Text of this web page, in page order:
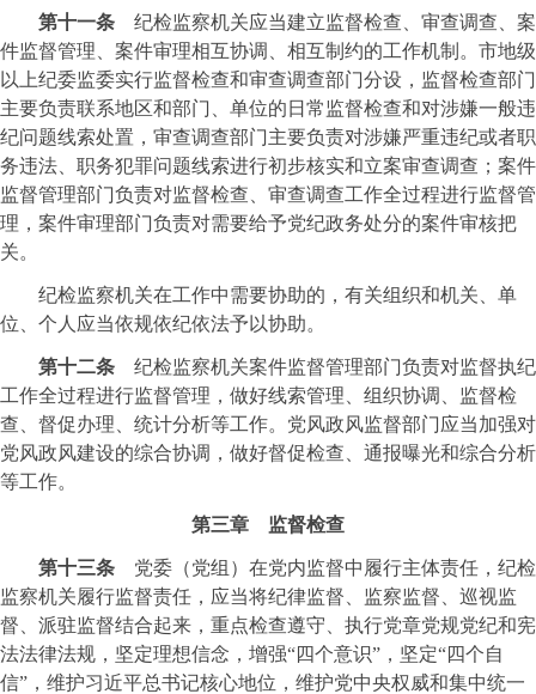
第十一条 纪检监察机关应当建立监督检查、审查调查、案
件监督管理、案件审理相互协调、相互制约的工作机制。市地级
以上纪委监委实行监督检查和审查调查部门分设，监督检查部门
主要负责联系地区和部门、单位的日常监督检查和对涉嫌一般违
纪问题线索处置，审查调查部门主要负责对涉嫌严重违纪或者职
务违法、职务犯罪问题线索进行初步核实和立案审查调查；案件
监督管理部门负责对监督检查、审查调查工作全过程进行监督管
理，案件审理部门负责对需要给予党纪政务处分的案件审核把
关。
纪检监察机关在工作中需要协助的，有关组织和机关、单
位、个人应当依规依纪依法予以协助。
第十二条 纪检监察机关案件监督管理部门负责对监督执纪
工作全过程进行监督管理，做好线索管理、组织协调、监督检
查、督促办理、统计分析等工作。党风政风监督部门应当加强对
党风政风建设的综合协调，做好督促检查、通报曝光和综合分析
等工作。
第三章 监督检查
第十三条 党委（党组）在党内监督中履行主体责任，纪检
监察机关履行监督责任，应当将纪律监督、监察监督、巡视监
督、派驻监督结合起来，重点检查遵守、执行党章党规党纪和宪
法法律法规，坚定理想信念，增强“四个意识”，坚定“四个自
信”，维护习近平总书记核心地位，维护党中央权威和集中统一